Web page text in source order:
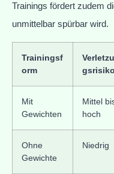
Trainings fördert zudem
unmittelbar spürbar wird.
Trainingsf
orm
gsrisiko
Mit
Gewichten
Mittel
hoch
Ohne
Gewichte
Niedrig